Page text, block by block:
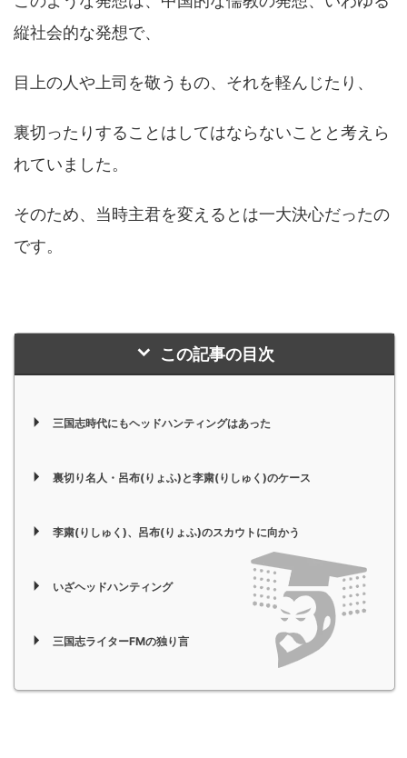
縦社会的な発想で、
目上の人や上司を敬うもの、それを軽んじたり、
裏切ったりすることはしてはならないことと考えら
れていました。
そのため、当時主君を変えるとは一大決心だったの
です。
この記事の目次
三国志時代にもヘッドハンティングはあった
裏切り名人・呂布(りょふ)と李粛(りしゅく)のケース
李粛(りしゅく)、呂布(りょふ)のスカウトに向かう
いざヘッドハンティング
三国志ライターFMの独り言